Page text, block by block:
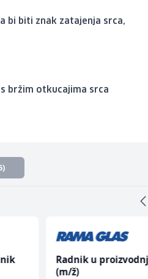
bi biti znak zatajenja srca,
bržim otkucajima srca
Radnik u
(m/ž)